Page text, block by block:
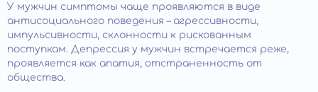
У мужчин симптомы чаще проявляются в виде
антисоциального поведения – агрессивности,
импульсивности, склонности к рискованным
поступкам. Депрессия у мужчин встречается реже,
проявляется как апатия, отстраненность от
общества.